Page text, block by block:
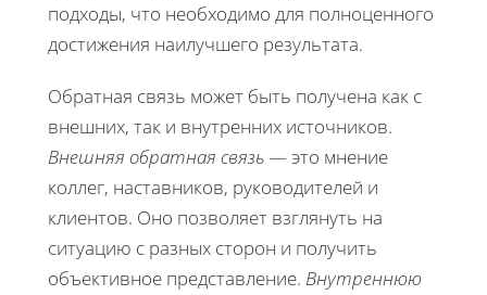
подходы, что необходимо для полноценного
достижения наилучшего результата.
Обратная связь может быть получена как с
внешних, так и внутренних источников.
Внешняя обратная связь— это мнение
коллег, наставников, руководителей и
клиентов. Оно позволяет взглянуть на
ситуацию с разных сторон и получить
объективное представление. Внутреннюю